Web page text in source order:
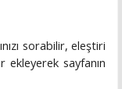
sorabilir, eleştiri
sayfanın